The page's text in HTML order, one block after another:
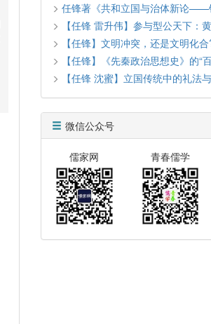
任锋著《共和立国与治体新论——
【任锋 雷升伟】参与型公天下：黄
【任锋】文明冲突，还是文明化
【任锋】《先秦政治思想史》的“
【任锋 沈蜜】立国传统中的礼法与
微信公众号
儒家网 青春儒学